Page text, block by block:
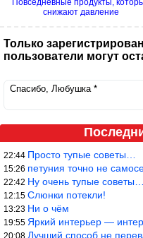
снижают давление
Только
пользователи могут
Спасибо, Любушка *
22:44 Просто тупые советы…
15:26 петуния точно не
22:42 Ну очень тупые советы…
12:15 Слюнки потекли!
13:23 Ни о чём
19:55 Яркий интерьер — интерьер
20:08 Лучший способ не